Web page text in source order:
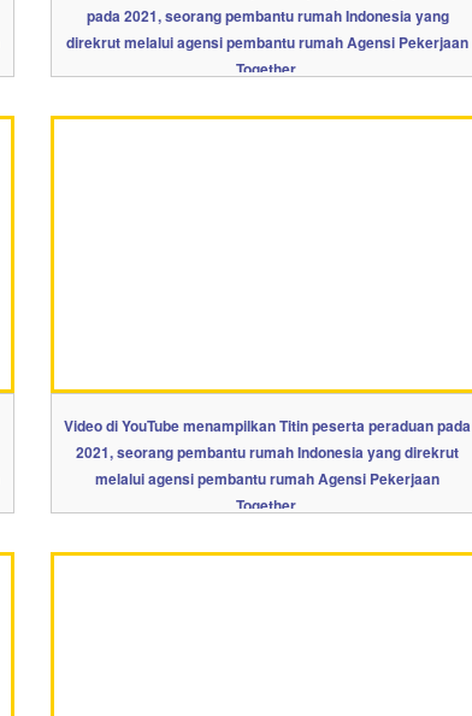
pada 2021, seorang pembantu rumah Indonesia yang
direkrut melalui agensi pembantu rumah Agensi Pekerjaan
Together.
Video di YouTube menampilkan Titin peserta peraduan pada
2021, seorang pembantu rumah Indonesia yang direkrut
melalui agensi pembantu rumah Agensi Pekerjaan
Together.